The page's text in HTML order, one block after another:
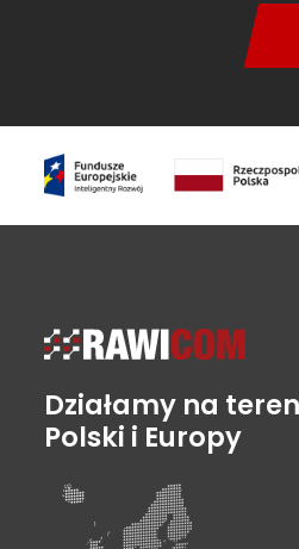
Działamy na
Polski i Europy